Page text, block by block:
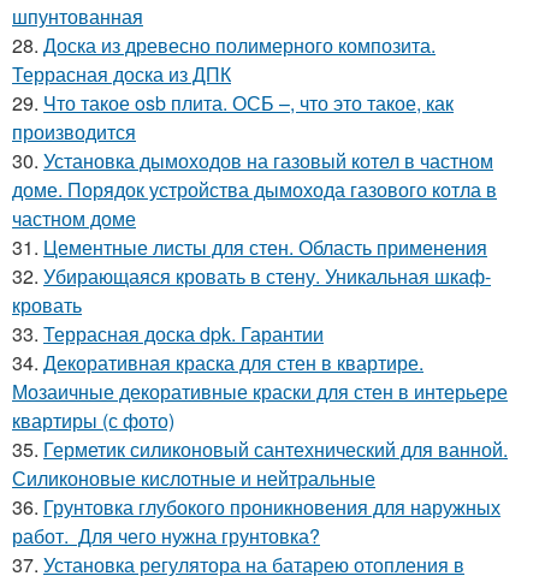
шпунтованная
28. Доска из древесно полимерного композита.
Террасная доска из ДПК
29. Что такое osb плита. ОСБ –, что это такое, как
производится
30. Установка дымоходов на газовый котел в частном
доме. Порядок устройства дымохода газового котла в
частном доме
31. Цементные листы для стен. Область применения
32. Убирающаяся кровать в стену. Уникальная шкаф-
кровать
33. Террасная доска dpk. Гарантии
34. Декоративная краска для стен в квартире.
Мозаичные декоративные краски для стен в интерьере
квартиры (с фото)
35. Герметик силиконовый сантехнический для ванной.
Силиконовые кислотные и нейтральные
36. Грунтовка глубокого проникновения для наружных
работ. Для чего нужна грунтовка?
37. Установка регулятора на батарею отопления в